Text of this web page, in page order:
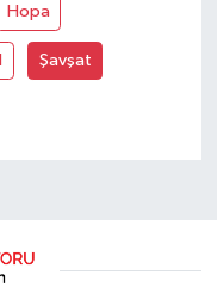
Hopa
Şavşat